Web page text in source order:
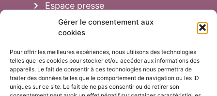
Gérer le consentement aux
cookies
Pour offrir les meilleures expériences, nous utilisons des technologies
telles que les cookies pour stocker et/ou accéder aux informations des
appareils. Le fait de consentir à ces technologies nous permettra de
traiter des données telles que le comportement de navigation ou les ID
uniques sur ce site. Le fait de ne pas consentir ou de retirer son
Espace presse
Aussi...
Adhésion
Faire un don